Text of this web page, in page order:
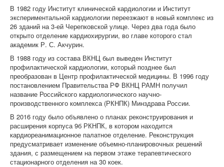
В 1982 году Институт клинической кардиологии и Институт
экспериментальной кардиологии переезжают в новый комплекс из
26 зданий на 3-ей Черепковской улице. Через два года было
открыто отделение кардиохирургии, во главе которого стал
академик Р. С. Акчурин.
В 1988 году из состава ВКНЦ был выведен Институт
профилактической кардиологии, который позднее был
преобразован в Центр профилактической медицины. В 1996 году
постановлением Правительства РФ ВКНЦ РАМН получил
название Российского кардиологического научно-
производственного комплекса (РКНПК) Минздрава России.
В 2016 году было объявлено о планах реконструирования и
расширения корпуса 9б РКНПК, в котором находится
кардиореанимационное палатное отделение. Реконструкция
предусматривает изменение объемно-планировочных решений
здания, с размещением на первом этаже терапевтического
стационарного отделения на 30 коек.